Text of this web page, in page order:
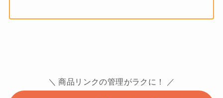
＼ 商品リンクの管理がラクに！ ／